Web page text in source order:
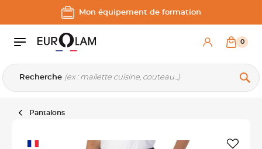
Aller au contenu
Aller à la navigation principale
Mon équipement de formation
Recherche
0
Pantalons